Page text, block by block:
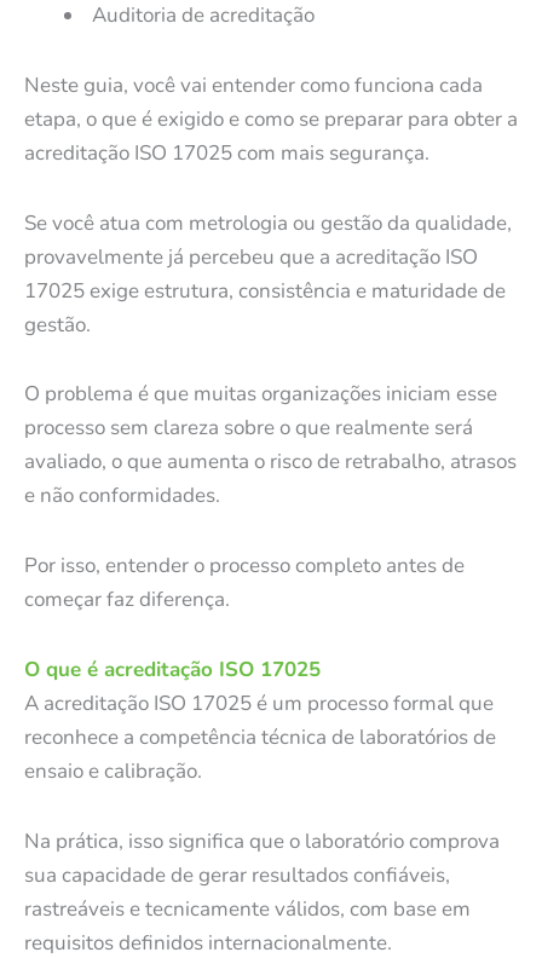
Auditoria de acreditação
Neste guia, você vai entender como funciona cada
etapa, o que é exigido e como se preparar para obter a
acreditação ISO 17025 com mais segurança.
Se você atua com metrologia ou gestão da qualidade,
provavelmente já percebeu que a acreditação ISO
17025 exige estrutura, consistência e maturidade de
gestão.
O problema é que muitas organizações iniciam esse
processo sem clareza sobre o que realmente será
avaliado, o que aumenta o risco de retrabalho, atrasos
e não conformidades.
Por isso, entender o processo completo antes de
começar faz diferença.
O que é acreditação ISO 17025
A acreditação ISO 17025 é um processo formal que
reconhece a competência técnica de laboratórios de
ensaio e calibração.
Na prática, isso significa que o laboratório comprova
sua capacidade de gerar resultados confiáveis,
rastreáveis e tecnicamente válidos, com base em
requisitos definidos internacionalmente.